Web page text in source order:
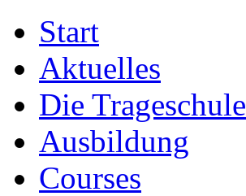
Start
Aktuelles
Die Trageschule
Ausbildung
Courses